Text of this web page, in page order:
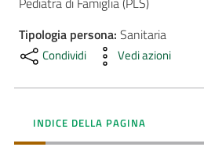
Luoghi
di
Menu selezionato
Comunica
Tipologia persona: Sanitaria
Condividi Vedi azioni
INDICE DELLA PAGINA